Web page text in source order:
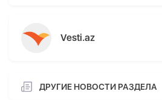
Vesti.az
ДРУГИЕ НОВОСТИ РАЗДЕЛА